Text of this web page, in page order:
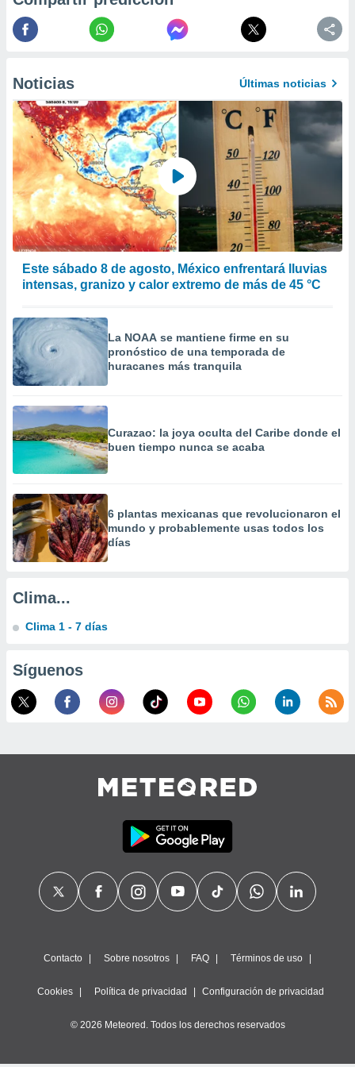
en
en
de
un
datos
perfiles
utilizar
crear un
uso de
contenido
de la
el
del
de
de
de
con el
mediante
Noticias Últimas noticias
Este sábado 8 de agosto, México enfrentará lluvias
intensas, granizo y calor extremo de más de 45 °C
La NOAA se mantiene firme en su
pronóstico de una temporada de
huracanes más tranquila
Curazao: la joya oculta del Caribe donde el
buen tiempo nunca se acaba
6 plantas mexicanas que revolucionaron el
mundo y probablemente usas todos los
días
Clima...
Clima 1 - 7 días
Síguenos
Contacto Sobre nosotros FAQ Términos de uso
Cookies Política de privacidad Configuración de privacidad
© 2026 Meteored. Todos los derechos reservados